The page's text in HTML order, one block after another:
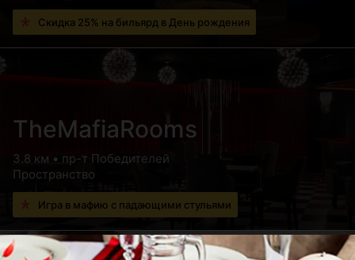
Скидка 25% на бильярд в День рождения
TheMafiaRooms
3.8 км • пр-т Победителей
Пространство
Игра в мафию с падающими стульями